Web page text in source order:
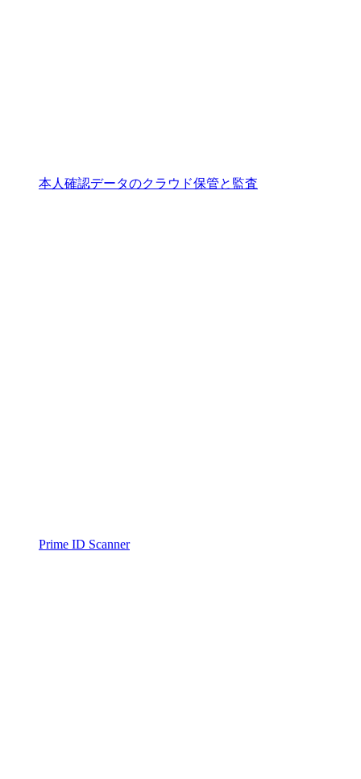
本人確認データのクラウド保管と監査
Prime ID Scanner